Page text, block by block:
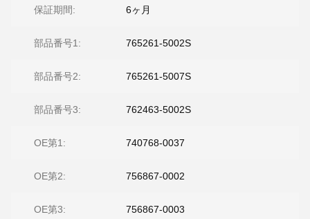
保証期間: 6ヶ月
部品番号1: 765261-5002S
部品番号2: 765261-5007S
部品番号3: 762463-5002S
OE第1: 740768-0037
OE第2: 756867-0002
OE第3: 756867-0003